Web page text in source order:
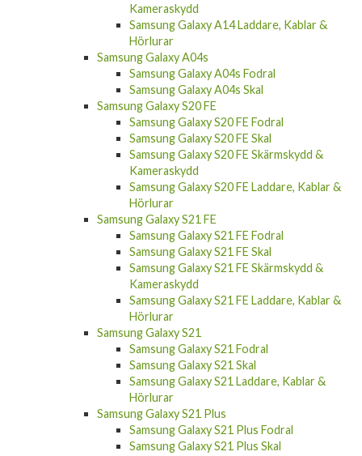
Kameraskydd
Samsung Galaxy A14 Laddare, Kablar &
Hörlurar
Samsung Galaxy A04s
Samsung Galaxy A04s Fodral
Samsung Galaxy A04s Skal
Samsung Galaxy S20 FE
Samsung Galaxy S20 FE Fodral
Samsung Galaxy S20 FE Skal
Samsung Galaxy S20 FE Skärmskydd &
Kameraskydd
Samsung Galaxy S20 FE Laddare, Kablar &
Hörlurar
Samsung Galaxy S21 FE
Samsung Galaxy S21 FE Fodral
Samsung Galaxy S21 FE Skal
Samsung Galaxy S21 FE Skärmskydd &
Kameraskydd
Samsung Galaxy S21 FE Laddare, Kablar &
Hörlurar
Samsung Galaxy S21
Samsung Galaxy S21 Fodral
Samsung Galaxy S21 Skal
Samsung Galaxy S21 Laddare, Kablar &
Hörlurar
Samsung Galaxy S21 Plus
Samsung Galaxy S21 Plus Fodral
Samsung Galaxy S21 Plus Skal